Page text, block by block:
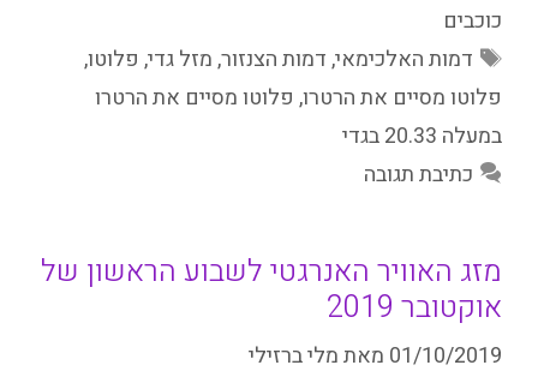
כוכבים
תגיות
דמות האלכימאי,דמות הצנזור,מזל גדי, פלוטו,
פלוטו מסיים את הרטרו, פלוטו מסיים את הרטרו
במעלה 20.33 בגדי
כתיבת תגובה
מזג האוויר האנרגטי לשבוע הראשון של
אוקטובר 2019
01/10/2019 מאתמלי ברזילי